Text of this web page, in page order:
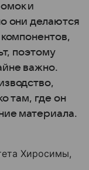
и
они делают­ся
поэтому
важно.
там, где он
материала.
Хиросимы,